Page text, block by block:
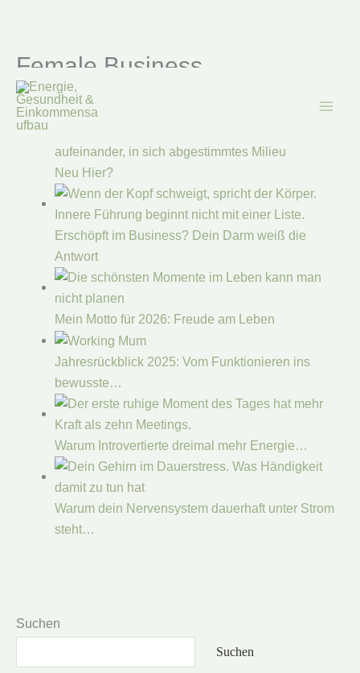
Zum
Inhalt
springen
Female Business
Ähnliche Blogartikel:
Neu Hier?
Erschöpft im Business? Dein Darm weiß die
Antwort
Mein Motto für 2026: Freude am Leben
Jahresrückblick 2025: Vom Funktionieren ins
bewusste…
Warum Introvertierte dreimal mehr Energie…
Warum dein Nervensystem dauerhaft unter Strom
steht…
Suchen
Suchen